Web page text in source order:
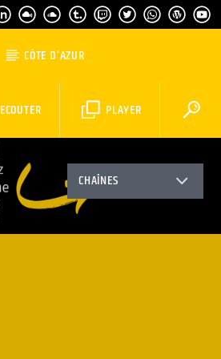
CÔTE D’AZUR
PLAYER
ECOUTER
CHAÎNES